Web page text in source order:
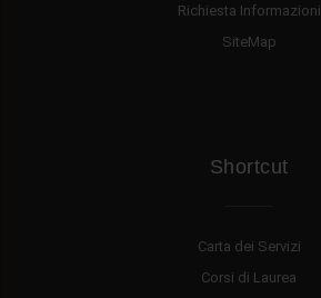
Richiesta Informazioni
SiteMap
Shortcut
Carta dei Servizi
Corsi di Laurea